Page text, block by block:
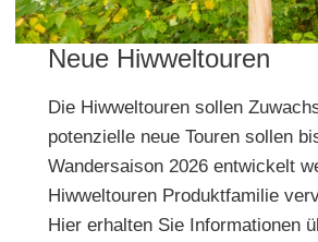
Neue Hiwweltouren
Die Hiwweltouren sollen
potenzielle neue Touren sollen
Wandersaison 2026 entwickelt
Hiwweltouren Produktfamilie
Hier erhalten Sie Informationen